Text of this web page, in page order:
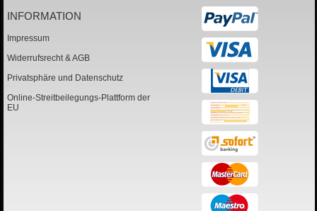
INFORMATION
Impressum
Widerrufsrecht & AGB
Privatsphäre und Datenschutz
Online-Streitbeilegungs-Plattform der
EU